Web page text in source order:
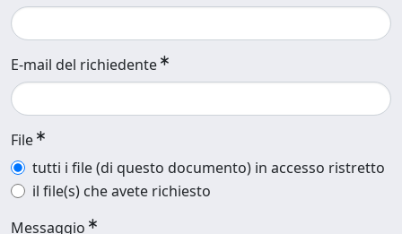
E-mail del richiedente
File
tutti i file (di questo documento) in accesso ristretto
il file(s) che avete richiesto
Messaggio